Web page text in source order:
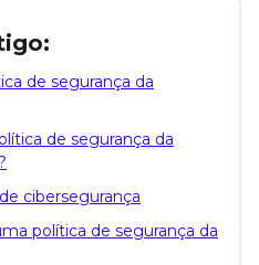
de segurança da
de segurança da
cibersegurança
política de segurança da